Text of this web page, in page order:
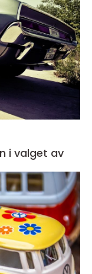
i valget av